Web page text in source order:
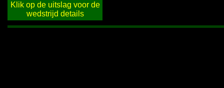
Klik op de uitslag voor de
wedstrijd details